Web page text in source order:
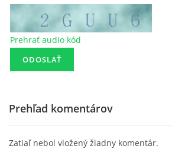
Prehrať audio kód
Prehľad komentárov
Zatiaľ nebol vložený žiadny komentár.